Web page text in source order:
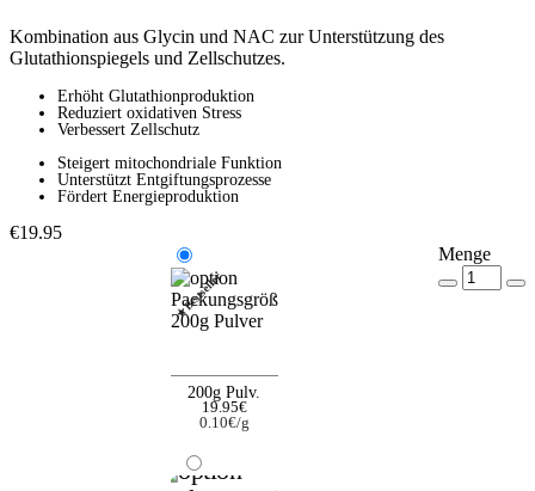
Kombination aus Glycin und NAC zur Unterstützung des
Glutathionspiegels und Zellschutzes.
Erhöht Glutathionproduktion
Reduziert oxidativen Stress
Verbessert Zellschutz
Steigert mitochondriale Funktion
Unterstützt Entgiftungsprozesse
Fördert Energieproduktion
€19.95
★Bestseller
200g Pulv.
19.95€
0.10€/g
Menge